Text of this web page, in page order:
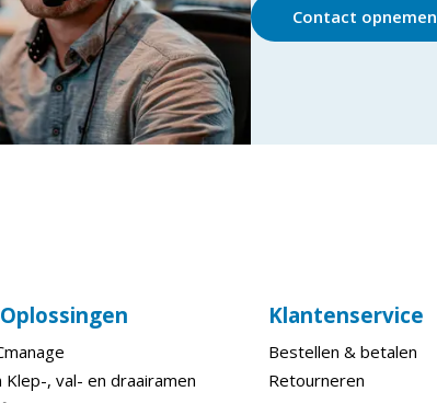
Contact opnemen
Klep-, val- en draairamen
Klantenservice
Bestellen & betalen
Retourneren